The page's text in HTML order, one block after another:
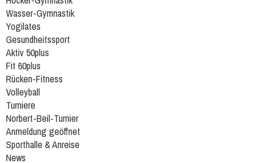
Wasser-Gymnastik
Yogilates
Gesundheitssport
Aktiv 50plus
Fit 60plus
Rücken-Fitness
Volleyball
Turniere
Norbert-Beil-Turnier
Anmeldung geöffnet
Sporthalle & Anreise
News